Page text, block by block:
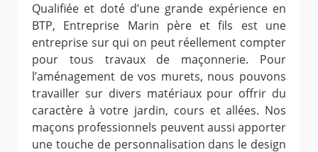
Qualifiée et doté d’une grande expérience en
BTP, Entreprise Marin père et fils est une
entreprise sur qui on peut réellement compter
pour tous travaux de maçonnerie. Pour
l’aménagement de vos murets, nous pouvons
travailler sur divers matériaux pour offrir du
caractère à votre jardin, cours et allées. Nos
maçons professionnels peuvent aussi apporter
une touche de personnalisation dans le design